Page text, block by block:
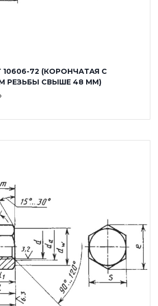
10606-72 (КОРОНЧАТАЯ С
РЕЗЬБЫ СВЫШЕ 48 ММ)